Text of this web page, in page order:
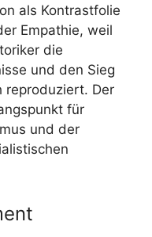
als Kontrastfolie
Empathie, weil
die
und den Sieg
reproduziert. Der
für
und der